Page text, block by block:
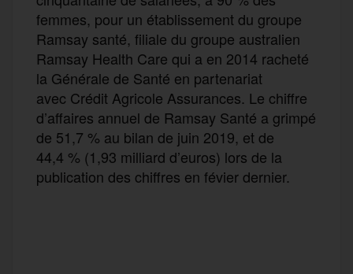
femmes, pour un établissement du groupe
Ramsay santé, filiale du groupe australien
Ramsay Health Care qui a en 2014 racheté
la Générale de Santé en partenariat
avec Crédit Agricole Assurances. Le chiffre
d’affaires annuel de Ramsay Santé a grimpé
de 51,7 % au bilan de juin 2019, et de
44,4 % (1,93 milliard d’euros) lors de la
publication des chiffres en févier dernier.